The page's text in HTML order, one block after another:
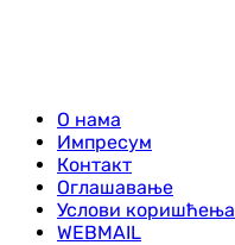
О нама
Импресум
Контакт
Оглашавање
Услови коришћења
WEBMAIL